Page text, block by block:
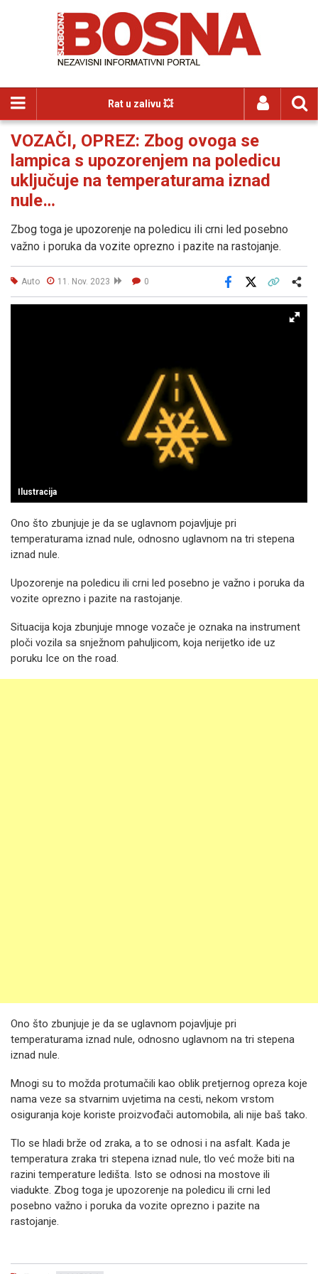
Rat u zalivu 💥
VOZAČI, OPREZ: Zbog ovoga se
lampica s upozorenjem na poledicu
uključuje na temperaturama iznad
nule…
Zbog toga je upozorenje na poledicu ili crni led posebno
važno i poruka da vozite oprezno i pazite na rastojanje.
Auto 11. Nov. 2023 0
Facebook
Ilustracija
Ono što zbunjuje je da se uglavnom pojavljuje pri
temperaturama iznad nule, odnosno uglavnom na tri stepena
iznad nule.
Upozorenje na poledicu ili crni led posebno je važno i poruka da
vozite oprezno i pazite na rastojanje.
Situacija koja zbunjuje mnoge vozače je oznaka na instrument
ploči vozila sa snježnom pahuljicom, koja nerijetko ide uz
poruku Ice on the road.
Ono što zbunjuje je da se uglavnom pojavljuje pri
temperaturama iznad nule, odnosno uglavnom na tri stepena
iznad nule.
Mnogi su to možda protumačili kao oblik pretjernog opreza koje
nama veze sa stvarnim uvjetima na cesti, nekom vrstom
osiguranja koje koriste proizvođači automobila, ali nije baš tako.
Tlo se hladi brže od zraka, a to se odnosi i na asfalt. Kada je
temperatura zraka tri stepena iznad nule, tlo već može biti na
razini temperature ledišta. Isto se odnosi na mostove ili
viadukte. Zbog toga je upozorenje na poledicu ili crni led
posebno važno i poruka da vozite oprezno i pazite na
rastojanje.